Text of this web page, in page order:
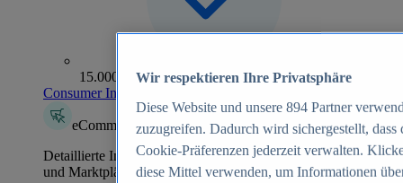
15.000+ Marken
Consumer Insights entdecken
eCommerce Insights
Detaillierte Informationen zu mehr als 39.000 Online-Shops
und Marktplätzen
Wir respektieren Ihre Privatsphäre
Diese Website und unsere 894 Partner
zuzugreifen. Dadurch wird sichergestellt,
Cookie-Präferenzen jederzeit verwalten.
diese Mittel verwenden, um Informationen